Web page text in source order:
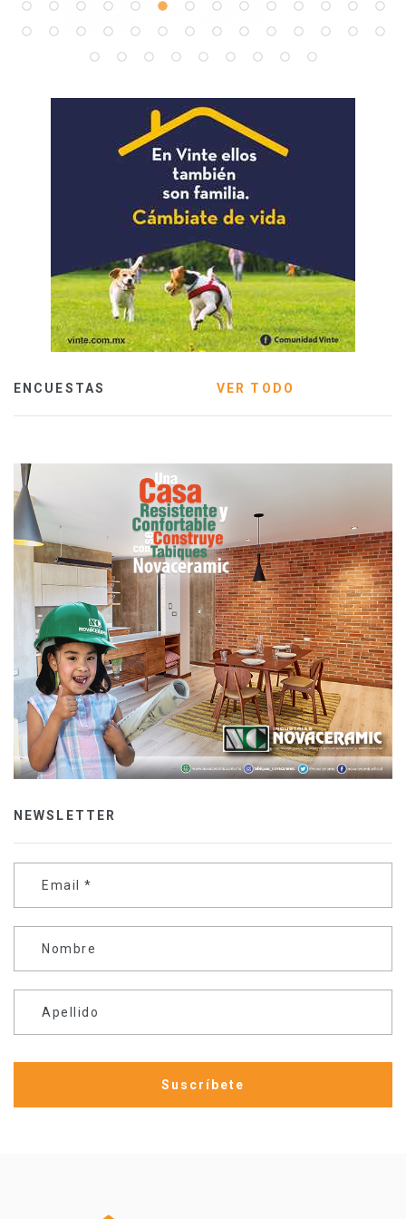
ENCUESTAS VER TODO
NEWSLETTER
Email *
Nombre
Apellido